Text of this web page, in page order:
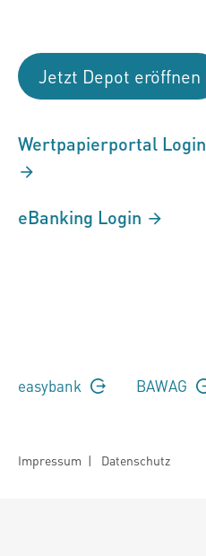
Jetzt Depot eröffnen
Wertpapierportal Login
eBanking Login
easybank BAWAG
Impressum | Datenschutz